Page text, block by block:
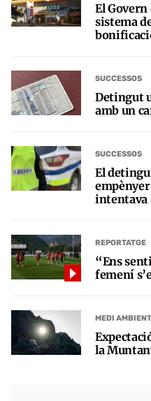
El
sistema
SUCCESSOS
Detingut
amb un
SUCCESSOS
El
intentava
REPORTATGE
“Ens
femení
MEDI AMBIENT
la